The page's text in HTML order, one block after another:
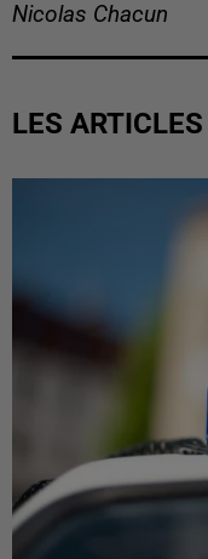
Nicolas Chacun
LES